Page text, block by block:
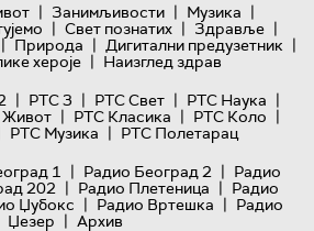
| Занимљивости | Музика |
| Свет познатих | Здравље |
| Природа | Дигитални предузетник |
хероје | Наизглед здрав
| РТС 3 | РТС Свет | РТС Наука |
| РТС Класика | РТС Коло |
РТС Музика | РТС Полетарац
1 | Радио Београд 2 | Радио
202 | Радио Плетеница | Радио
Џубокс | Радио Вртешка | Радио
Џезер | Архив